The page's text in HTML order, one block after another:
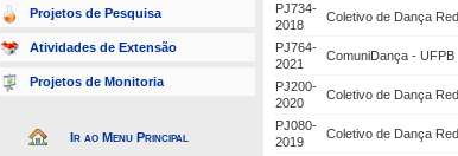
Projetos de Pesquisa
Atividades de Extensão
Projetos de Monitoria
Ir ao Menu Principal
PJ734-
2018
Coletivo de Dança
PJ764-
2021
ComuniDança - UFPB
PJ200-
2020
Coletivo de Dança
PJ080-
2019
Coletivo de Dança